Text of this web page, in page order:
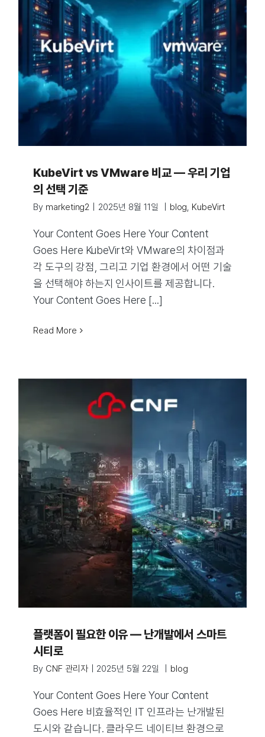
KubeVirt vs VMware 비교 — 우리 기업
의 선택 기준
By marketing2 2025년 8월 11일 blog, KubeVirt
Your Content Goes Here Your Content
Goes Here KubeVirt와 VMware의 차이점과
각 도구의 강점, 그리고 기업 환경에서 어떤 기술
을 선택해야 하는지 인사이트를 제공합니다.
Your Content Goes Here [...]
Read More
플랫폼이 필요한 이유 — 난개발에서 스마트
시티로
By CNF 관리자 2025년 5월 22일 blog
Your Content Goes Here Your Content
Goes Here 비효율적인 IT 인프라는 난개발된
도시와 같습니다. 클라우드 네이티브 환경으로